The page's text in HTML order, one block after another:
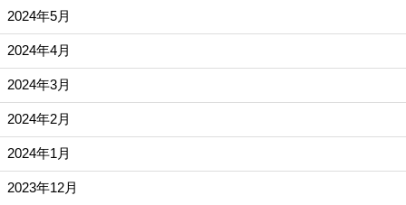
2024年5月
2024年4月
2024年3月
2024年2月
2024年1月
2023年12月